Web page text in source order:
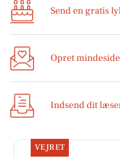
Send en gratis
Opret mindeside
Indsend dit
VEJRET